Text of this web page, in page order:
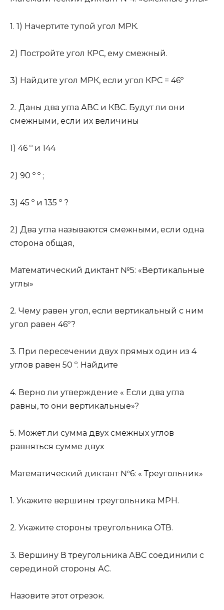
1. 1) Начертите тупой угол МРК.
2) Постройте угол КРС, ему смежный.
3) Найдите угол МРК, если угол КРС = 46º
2. Даны два угла АВС и КВС. Будут ли они
смежными, если их величины
1) 46 º и 144
2) 90 º º ;
3) 45 º и 135 º ?
2) Два угла называются смежными, если одна
сторона общая,
Математический диктант №5: «Вертикальные
углы»
2. Чему равен угол, если вертикальный с ним
угол равен 46º?
3. При пересечении двух прямых один из 4
углов равен 50 º. Найдите
4. Верно ли утверждение « Если два угла
равны, то они вертикальные»?
5. Может ли сумма двух смежных углов
равняться сумме двух
Математический диктант №6: « Треугольник»
1. Укажите вершины треугольника МРН.
2. Укажите стороны треугольника ОТВ.
3. Вершину В треугольника АВС соединили с
серединой стороны АС.
Назовите этот отрезок.